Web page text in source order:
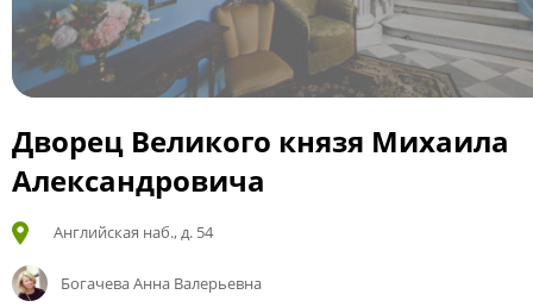
Дворец Великого князя Михаила
Александровича
Английская наб., д. 54
Богачева Анна Валерьевна